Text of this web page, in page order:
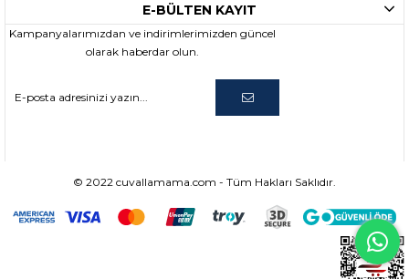
E-BÜLTEN KAYIT
Kampanyalarımızdan ve indirimlerimizden güncel
olarak haberdar olun.
© 2022 cuvallamama.com - Tüm Hakları Saklıdır.